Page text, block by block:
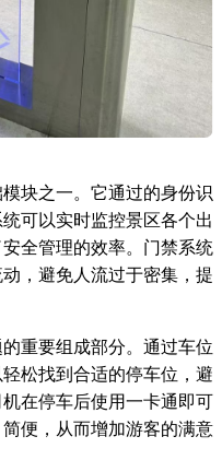
块之一。它通过的身份识
可以实时监控景区各个出
全管理的效率。门禁系统
，避免人流过于密集，提
重要组成部分。通过车位
松找到合适的停车位，避
在停车后使用一卡通即可
便，从而增加游客的满意